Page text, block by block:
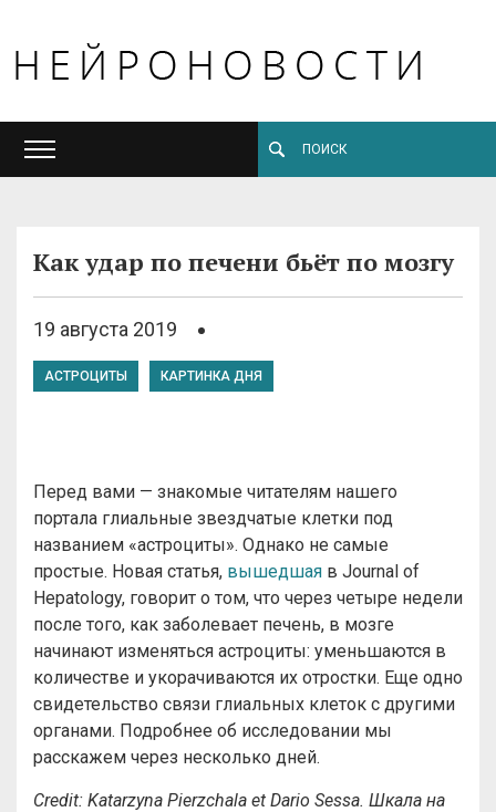
Как удар по печени бьёт по мозгу
19 августа 2019
АСТРОЦИТЫ КАРТИНКА ДНЯ
Перед вами — знакомые читателям нашего
портала глиальные звездчатые клетки под
названием «астроциты». Однако не самые
простые. Новая статья, вышедшая в Journal of
Hepatology, говорит о том, что через четыре недели
после того, как заболевает печень, в мозге
начинают изменяться астроциты: уменьшаются в
количестве и укорачиваются их отростки. Еще одно
свидетельство связи глиальных клеток с другими
органами. Подробнее об исследовании мы
расскажем через несколько дней.
Credit: Katarzyna Pierzchala et Dario Sessa. Шкала на